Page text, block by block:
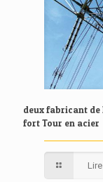
deux fabricant
fort Tour en acier